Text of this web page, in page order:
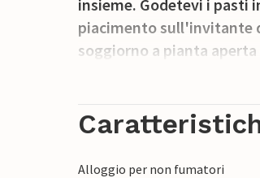
insieme. Godetevi i pasti
piacimento sull'invitante
soggiorno a pianta aperta
Sulla terrazza, con i
porto e lasciare che il
Alloggio per non fumatori